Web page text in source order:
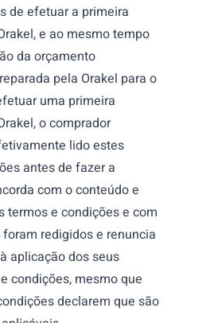
de efetuar a primeira
e ao mesmo tempo
da orçamento
pela Orakel para o
uma primeira
o comprador
lido estes
antes de fazer a
com o conteúdo e
termos e condições e com
redigidos e renuncia
aplicação dos seus
condições, mesmo que
declarem que são